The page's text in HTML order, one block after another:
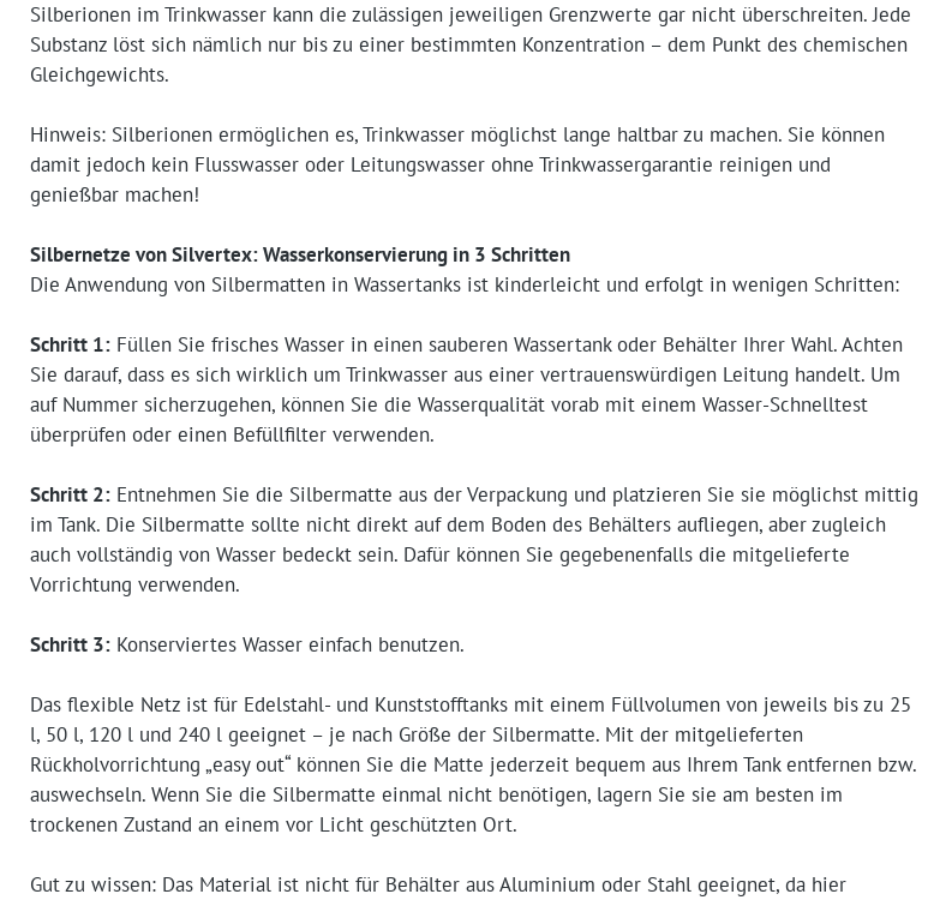
Silberionen im Trinkwasser kann die zulässigen jeweiligen Grenzwerte gar nicht überschreiten. Jede
Substanz löst sich nämlich nur bis zu einer bestimmten Konzentration – dem Punkt des chemischen
Gleichgewichts.
Hinweis: Silberionen ermöglichen es, Trinkwasser möglichst lange haltbar zu machen. Sie können
damit jedoch kein Flusswasser oder Leitungswasser ohne Trinkwassergarantie reinigen und
genießbar machen!
Silbernetze von Silvertex: Wasserkonservierung in 3 Schritten
Die Anwendung von Silbermatten in Wassertanks ist kinderleicht und erfolgt in wenigen Schritten:
Schritt 1: Füllen Sie frisches Wasser in einen sauberen Wassertank oder Behälter Ihrer Wahl. Achten
Sie darauf, dass es sich wirklich um Trinkwasser aus einer vertrauenswürdigen Leitung handelt. Um
auf Nummer sicherzugehen, können Sie die Wasserqualität vorab mit einem Wasser-Schnelltest
überprüfen oder einen Befüllfilter verwenden.
Schritt 2: Entnehmen Sie die Silbermatte aus der Verpackung und platzieren Sie sie möglichst mittig
im Tank. Die Silbermatte sollte nicht direkt auf dem Boden des Behälters aufliegen, aber zugleich
auch vollständig von Wasser bedeckt sein. Dafür können Sie gegebenenfalls die mitgelieferte
Vorrichtung verwenden.
Schritt 3: Konserviertes Wasser einfach benutzen.
Das flexible Netz ist für Edelstahl- und Kunststofftanks mit einem Füllvolumen von jeweils bis zu 25
l, 50 l, 120 l und 240 l geeignet – je nach Größe der Silbermatte. Mit der mitgelieferten
Rückholvorrichtung „easy out“ können Sie die Matte jederzeit bequem aus Ihrem Tank entfernen bzw.
auswechseln. Wenn Sie die Silbermatte einmal nicht benötigen, lagern Sie sie am besten im
trockenen Zustand an einem vor Licht geschützten Ort.
Gut zu wissen: Das Material ist nicht für Behälter aus Aluminium oder Stahl geeignet, da hier